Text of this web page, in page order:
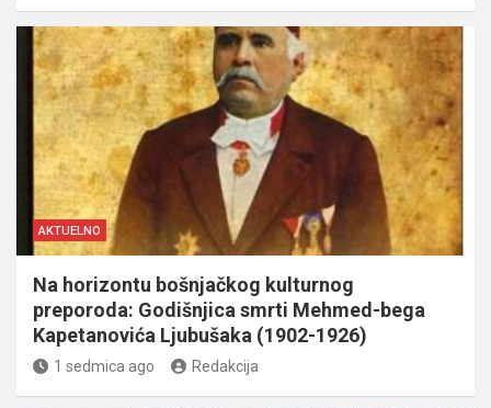
AKTUELNO
Na horizontu bošnjačkog kulturnog
preporoda: Godišnjica smrti Mehmed-bega
Kapetanovića Ljubušaka (1902-1926)
1 sedmica ago Redakcija